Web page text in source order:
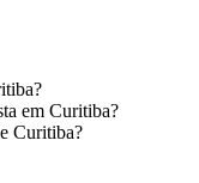
?
em Curitiba?
Curitiba?